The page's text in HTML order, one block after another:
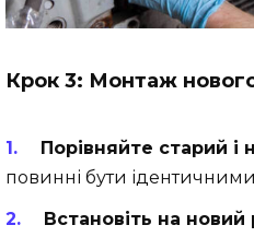
Крок 3: Монтаж
Порівняйте старий і
повинні бути
Встановіть на новий